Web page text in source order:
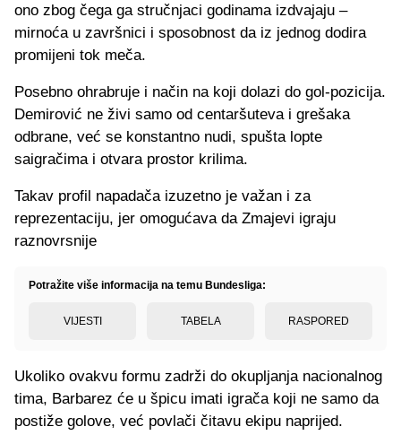
ono zbog čega ga stručnjaci godinama izdvajaju –
mirnoća u završnici i sposobnost da iz jednog dodira
promijeni tok meča.
Posebno ohrabruje i način na koji dolazi do gol-pozicija.
Demirović ne živi samo od centaršuteva i grešaka
odbrane, već se konstantno nudi, spušta lopte
saigračima i otvara prostor krilima.
Takav profil napadača izuzetno je važan i za
reprezentaciju, jer omogućava da Zmajevi igraju
raznovrsnije
Potražite više informacija na temu Bundesliga:
VIJESTI TABELA RASPORED
Ukoliko ovakvu formu zadrži do okupljanja nacionalnog
tima, Barbarez će u špicu imati igrača koji ne samo da
postiže golove, već povlači čitavu ekipu naprijed.